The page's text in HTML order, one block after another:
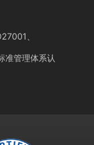
、
准管理体系认